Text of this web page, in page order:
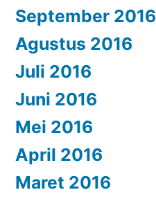
September 2016
Agustus 2016
Juli 2016
Juni 2016
Mei 2016
April 2016
Maret 2016